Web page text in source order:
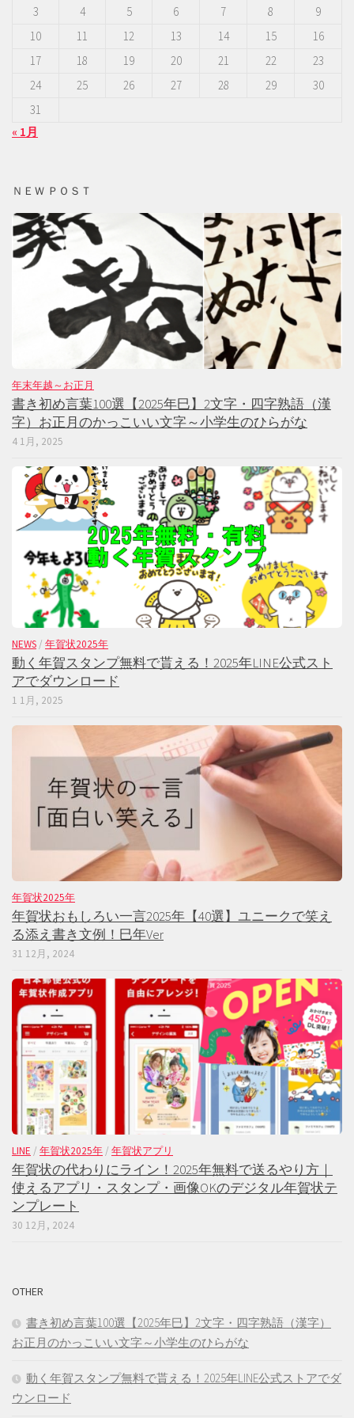
3 4 5 6 7 8
9
10
11 12 13 14 15
16
17
18 19 20 21 22
23
24
25 26 27 28 29
30
31
« 1月
ＮＥＷ ＰＯＳＴ
年末年越～お正月
書き初め言葉100選【2025年巳】2文字・四字熟語（漢
字）お正月のかっこいい文字～小学生のひらがな
4 1月, 2025
NEWS / 年賀状2025年
動く年賀スタンプ無料で貰える！2025年LINE公式スト
アでダウンロード
1 1月, 2025
年賀状2025年
年賀状おもしろい一言2025年【40選】ユニークで笑え
る添え書き文例！巳年Ver
31 12月, 2024
LINE / 年賀状2025年 / 年賀状アプリ
年賀状の代わりにライン！2025年無料で送るやり方｜
使えるアプリ・スタンプ・画像OKのデジタル年賀状テ
ンプレート
30 12月, 2024
OTHER
書き初め言葉100選【2025年巳】2文字・四字熟語（漢字）
お正月のかっこいい文字～小学生のひらがな
動く年賀スタンプ無料で貰える！2025年LINE公式ストアでダ
ウンロード